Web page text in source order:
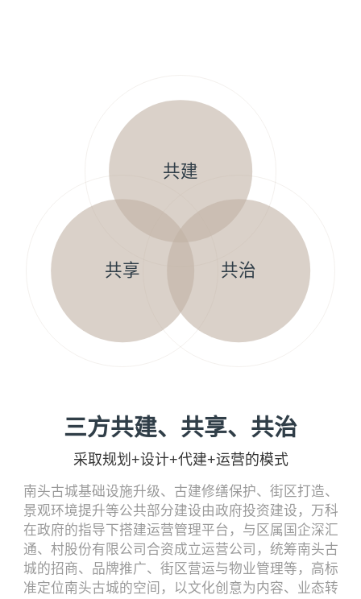
三方共建、共享、共治
采取规划+设计+代建+运营的模式
南头古城基础设施升级、古建修缮保护、街区打造、
景观环境提升等公共部分建设由政府投资建设，万科
在政府的指导下搭建运营管理平台，与区属国企深汇
通、村股份有限公司合资成⽴运营公司，统筹南头古
城的招商、品牌推⼴、街区营运与物业管理等，⾼标
准定位南头古城的空间，以⽂化创意为内容、业态转
共建
共享 共治